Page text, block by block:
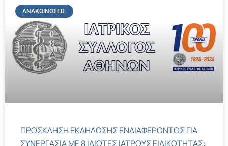
ΑΝΑΚΟΙΝΏΣΕΙΣ
ΠΡΟΣΚΛΗΣΗ ΕΚΔΗΛΩΣΗΣ ΕΝΔΙΑΦΕΡΟΝΤΟΣ ΓΙΑ
ΣΥΝΕΡΓΑΣΙΑ ΜΕ 8 ΙΔΙΩΤΕΣ ΙΑΤΡΟΥΣ ΕΙΔΙΚΟΤΗΤΑΣ: